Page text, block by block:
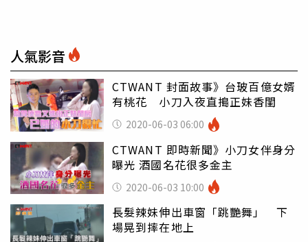
人氣影音
CTWANT 封面故事》台玻百億女婿
有桃花 小刀入夜直搗正妹香閨
2020-06-03 06:00
CTWANT 即時新聞》小刀女伴身分
曝光 酒國名花很多金主
2020-06-03 10:00
長髮辣妹伸出車窗「跳艷舞」 下
場晃到摔在地上